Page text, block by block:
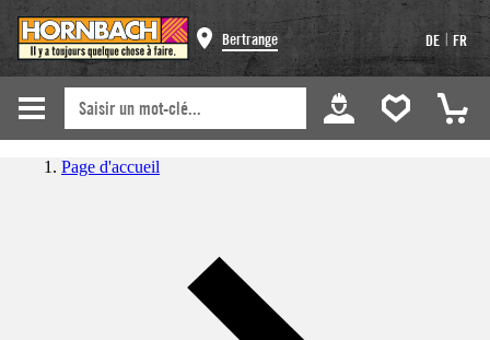
Bertrange DE | FR
Page d'accueil